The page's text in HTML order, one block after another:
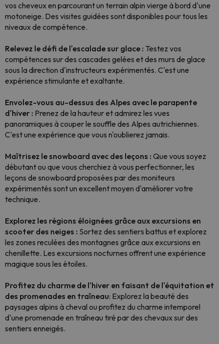
vos cheveux en parcourant un terrain alpin vierge à bord d'une
motoneige. Des visites guidées sont disponibles pour tous les
niveaux de compétence.
Relevez le défi de l'escalade sur glace : Testez vos
compétences sur des cascades gelées et des murs de glace
sous la direction d'instructeurs expérimentés. C'est une
expérience stimulante et exaltante.
Envolez-vous au-dessus des Alpes avec le parapente
d'hiver : Prenez de la hauteur et admirez les vues
panoramiques à couper le souffle des Alpes autrichiennes.
C'est une expérience que vous n'oublierez jamais.
Maîtrisez le snowboard avec des leçons : Que vous soyez
débutant ou que vous cherchiez à vous perfectionner, les
leçons de snowboard proposées par des moniteurs
expérimentés sont un excellent moyen d'améliorer votre
technique.
Explorez les régions éloignées grâce aux excursions en
scooter des neiges : Sortez des sentiers battus et explorez
les zones reculées des montagnes grâce aux excursions en
chenillette. Les excursions nocturnes offrent une expérience
magique sous les étoiles.
Profitez du charme de l'hiver en faisant de l'équitation et
des promenades en traîneau: Explorez la beauté des
paysages alpins à cheval ou profitez du charme intemporel
d'une promenade en traîneau tiré par des chevaux sur des
sentiers enneigés.